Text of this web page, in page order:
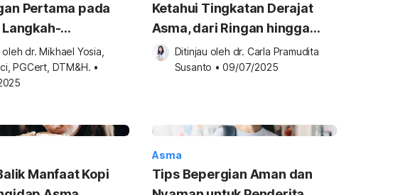
Pertama pada
Langkah-
oleh dr. Mikhael Yosia,
PGCert, DTM&H. •
Ketahui Tingkatan Derajat
Asma, dari Ringan hingga
BeratDitinjau oleh dr. Carla Pramudita
Susanto • 09/07/2025
Manfaat Kopi
Asma
Tips Bepergian Aman dan